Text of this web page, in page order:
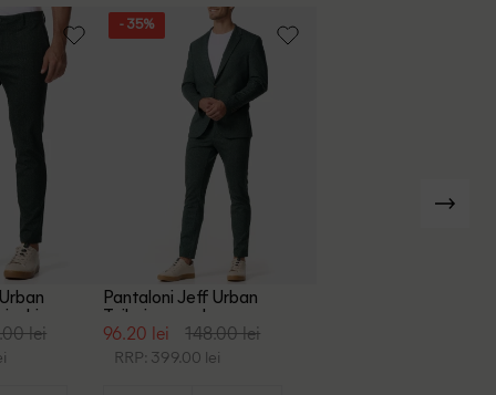
lei
- 35%
Pantaloni Jeff Urban
Tailoring, verde
96.20 lei 148.00 lei
RRP: 399.00 lei